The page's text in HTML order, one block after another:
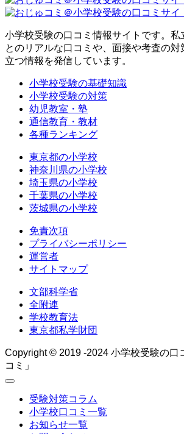
小学校受験の口コミ情報サイトです。私
とのリアルな口コミや、面接や考査の対
立つ情報を発信しています。
小学校受験の基礎知識
小学校受験の対策
幼児教室・塾
通信教育・教材
各種ランキング
東京都の小学校
神奈川県の小学校
埼玉県の小学校
千葉県の小学校
茨城県の小学校
免責次項
プライバシーポリシー
運営者
サイトマップ
文部科学省
全附連
学校教育法
東京都私学財団
Copyright © 2019 -2024 小学校受験の口
コミ」
受験対策コラム
小学校口コミ一覧
お知らせ一覧